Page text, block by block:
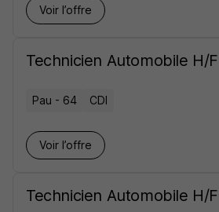
Voir l’offre
Technicien Automobile H/F
Pau - 64 CDI
Voir l’offre
Technicien Automobile H/F